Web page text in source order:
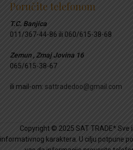
Poručite telefonom
T.C. Banjica
011/367-44-86 ili 060/615-38-68
Zemun , Zmaj Jovina 16
065/615-38-67
ili mail-om: sattradedoo@gmail.com
Copyright © 2025 SAT TRADE*
informativnog karaktera. U cilju potpune